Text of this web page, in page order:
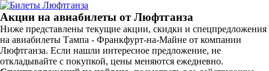
Акции на авиабилеты от Люфтганза
Ниже представлены текущие акции, скидки и спецпредложения
на авиабилеты Тампа - Франкфурт-на-Майне от компании
Люфтганза. Если нашли интересное предложение, не
откладывайте с покупкой, цены меняются ежедневно.